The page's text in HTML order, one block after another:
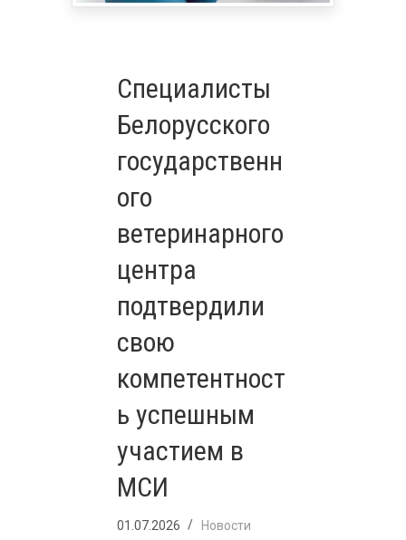
Специалисты
Белорусского
государственн
ого
ветеринарного
центра
подтвердили
свою
компетентност
ь успешным
участием в
МСИ
01.07.2026 Новости